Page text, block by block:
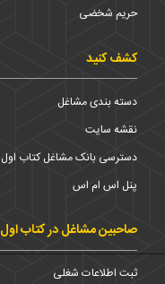
حریم شخضی
کشف کنید
دسته بندی مشاغل
نقشه سایت
دسترسی بانک مشاغل کتاب اول
پنل اس ام اس
صاحبین مشاغل در کتاب اول
ثبت اطلاعات شغلی